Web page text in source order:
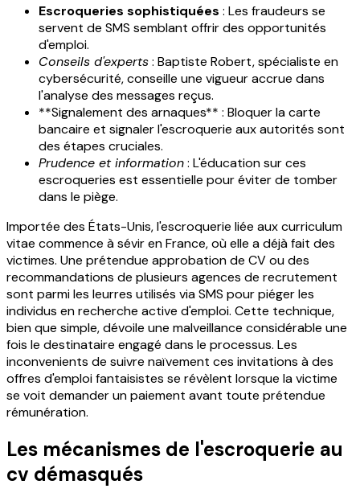
Escroqueries sophistiquées : Les fraudeurs se
servent de SMS semblant offrir des opportunités
d'emploi.
Conseils d'experts: Baptiste Robert, spécialiste en
cybersécurité, conseille une vigueur accrue dans
l'analyse des messages reçus.
**Signalement des arnaques** : Bloquer la carte
bancaire et signaler l'escroquerie aux autorités sont
des étapes cruciales.
Prudence et information: L'éducation sur ces
escroqueries est essentielle pour éviter de tomber
dans le piège.
Importée des États-Unis, l'escroquerie liée aux curriculum
vitae commence à sévir en France, où elle a déjà fait des
victimes. Une prétendue approbation de CV ou des
recommandations de plusieurs agences de recrutement
sont parmi les leurres utilisés via SMS pour piéger les
individus en recherche active d'emploi. Cette technique,
bien que simple, dévoile une malveillance considérable une
fois le destinataire engagé dans le processus. Les
inconvenients de suivre naïvement ces invitations à des
offres d'emploi fantaisistes se révèlent lorsque la victime
se voit demander un paiement avant toute prétendue
rémunération.
Les mécanismes de l'escroquerie au
cv démasqués